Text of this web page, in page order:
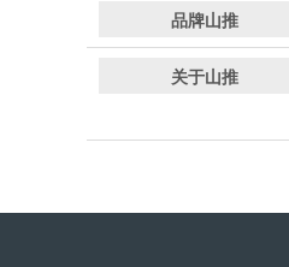
品牌山推
关于山推